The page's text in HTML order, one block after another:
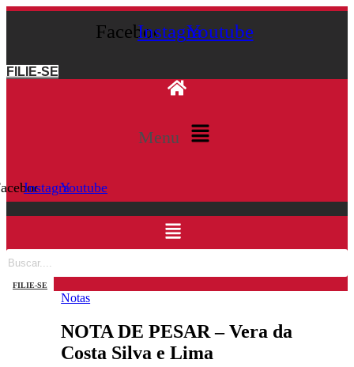
FacebookInstagramYoutube
FILIE-SE
Menu
InstagramYoutube
FILIE-SE
Notas
NOTA DE PESAR – Vera da
Costa Silva e Lima